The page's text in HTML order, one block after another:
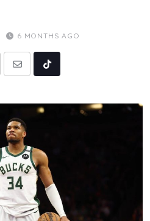
6 MONTHS AGO
Share
Tiktok